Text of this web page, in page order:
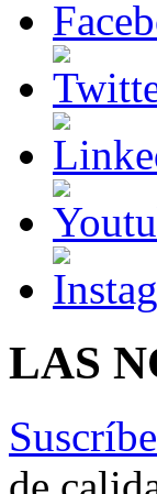
LAS